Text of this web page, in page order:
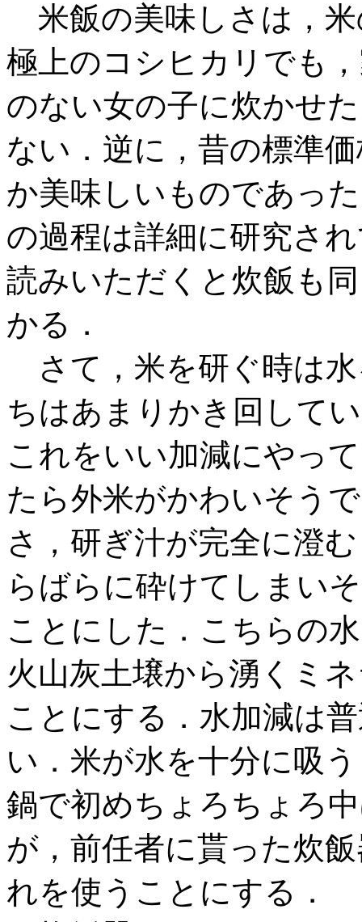
米飯の美味しさは，
極上のコシヒカリでも
のない女の子に炊かせ
ない．逆に，昔の標準
か美味しいものであっ
の過程は詳細に研究さ
読みいただくと炊飯も
かる．
さて，米を研ぐ時は
ちはあまりかき回して
これをいい加減にやっ
たら外米がかわいそう
さ，研ぎ汁が完全に澄
らばらに砕けてしまい
ことにした．こちらの
火山灰土壌から湧くミ
ことにする．水加減は
い．米が水を十分に吸
鍋で初めちょろちょろ
が，前任者に貰った炊
れを使うことにする．